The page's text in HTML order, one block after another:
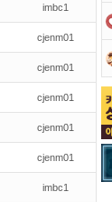
imbc1
cjenm01
cjenm01
cjenm01
cjenm01
cjenm01
imbc1